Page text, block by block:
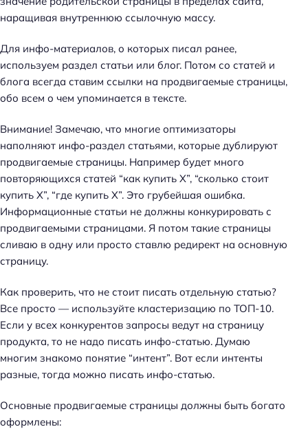
наращивая внутреннюю ссылочную массу.
Для инфо-материалов, о которых писал ранее,
используем раздел статьи или блог. Потом со статей и
блога всегда ставим ссылки на продвигаемые страницы,
обо всем о чем упоминается в тексте.
Внимание! Замечаю, что многие оптимизаторы
наполняют инфо-раздел статьями, которые дублируют
продвигаемые страницы. Например будет много
повторяющихся статей “как купить Х”, “сколько стоит
купить Х”, “где купить Х”. Это грубейшая ошибка.
Информационные статьи не должны конкурировать с
продвигаемыми страницами. Я потом такие страницы
сливаю в одну или просто ставлю редирект на основную
страницу.
Как проверить, что не стоит писать отдельную статью?
Все просто — используйте кластеризацию по ТОП-10.
Если у всех конкурентов запросы ведут на страницу
продукта, то не надо писать инфо-статью. Думаю
многим знакомо понятие “интент”. Вот если интенты
разные, тогда можно писать инфо-статью.
Основные продвигаемые страницы должны быть богато
оформлены: